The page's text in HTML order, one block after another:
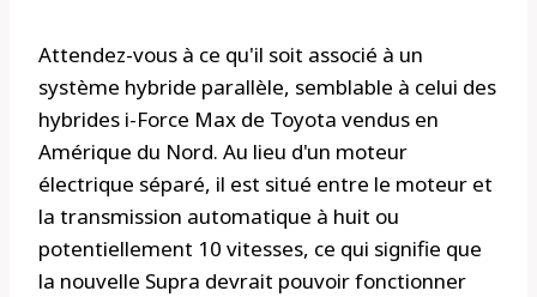
Attendez-vous à ce qu'il soit associé à un
système hybride parallèle, semblable à celui des
hybrides i-Force Max de Toyota vendus en
Amérique du Nord. Au lieu d'un moteur
électrique séparé, il est situé entre le moteur et
la transmission automatique à huit ou
potentiellement 10 vitesses, ce qui signifie que
la nouvelle Supra devrait pouvoir fonctionner